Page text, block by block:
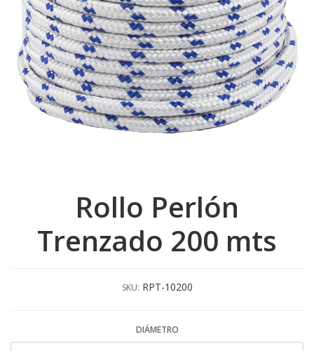
Rollo Perlón
Trenzado 200 mts
SKU: RPT-10200
DIÁMETRO